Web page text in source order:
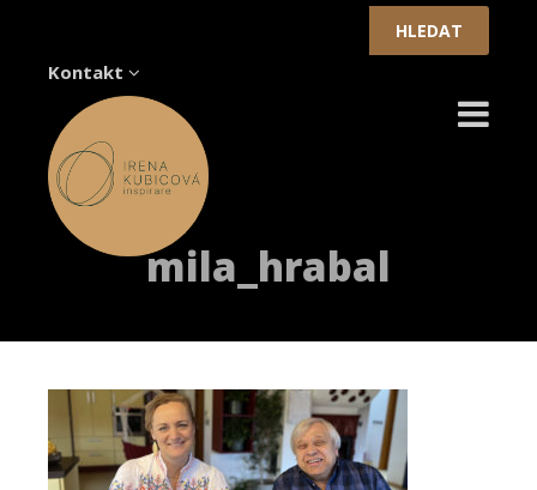
Kontakt
mila_hrabal